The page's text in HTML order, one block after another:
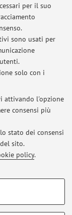
per il suo
sono usati per
solo con i
attivando l'opzione
consensi più
stato dei consensi
sito.
policy.
del sito.